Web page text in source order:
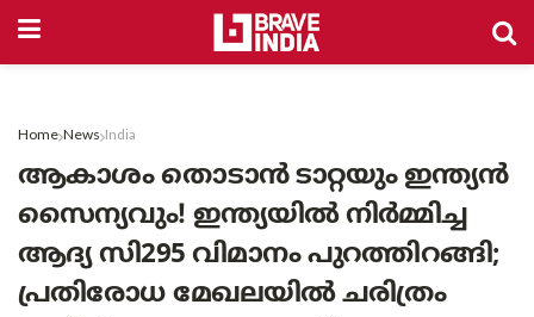
Home News India
ആകാശം തൊടാൻ ടാറ്റയും ഇന്ത്യൻ
സൈന്യവും! ഇന്ത്യയിൽ നിർമ്മിച്ച
ആദ്യ സി295 വിമാനം പുറത്തിറങ്ങി;
പ്രതിരോധ മേഖലയിൽ ചരിത്രം